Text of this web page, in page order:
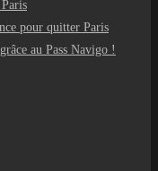
pour quitter Paris
au Pass Navigo !